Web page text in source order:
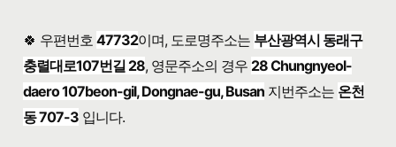
🍀 우편번호 47732이며, 도로명주소는 부산광역시 동래구
충렬대로107번길 28, 영문주소의 경우 28 Chungnyeol-
daero 107beon-gil, Dongnae-gu, Busan 지번주소는 온천
동 707-3입니다.